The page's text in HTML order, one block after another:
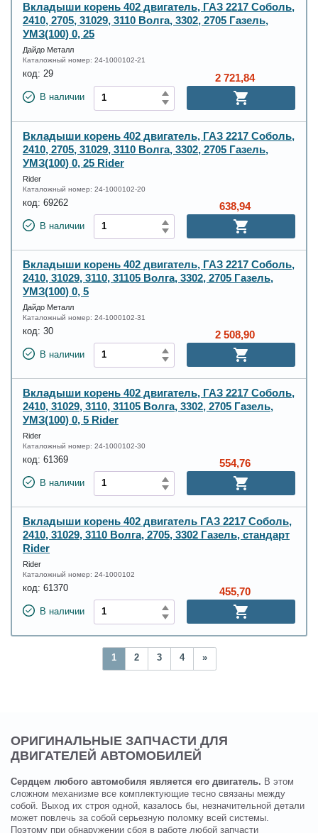
Вкладыши корень 402 двигатель, ГАЗ 2217 Соболь,
2410, 2705, 31029, 3110 Волга, 3302, 2705 Газель,
УМЗ(100) 0, 25
Дайдо Металл
Каталожный номер: 24-1000102-21
код: 29
В наличии
2 721,84
Вкладыши корень 402 двигатель, ГАЗ 2217 Соболь,
2410, 2705, 31029, 3110 Волга, 3302, 2705 Газель,
УМЗ(100) 0, 25 Rider
Rider
Каталожный номер: 24-1000102-20
код: 69262
В наличии
638,94
Вкладыши корень 402 двигатель, ГАЗ 2217 Соболь,
2410, 31029, 3110, 31105 Волга, 3302, 2705 Газель,
УМЗ(100) 0, 5
Дайдо Металл
Каталожный номер: 24-1000102-31
код: 30
В наличии
2 508,90
Вкладыши корень 402 двигатель, ГАЗ 2217 Соболь,
2410, 31029, 3110, 31105 Волга, 3302, 2705 Газель,
УМЗ(100) 0, 5 Rider
Rider
Каталожный номер: 24-1000102-30
код: 61369
В наличии
554,76
Вкладыши корень 402 двигатель ГАЗ 2217 Соболь,
2410, 31029, 3110 Волга, 2705, 3302 Газель, стандарт
Rider
Rider
Каталожный номер: 24-1000102
код: 61370
В наличии
455,70
1 2 3 4 »
ОРИГИНАЛЬНЫЕ ЗАПЧАСТИ ДЛЯ
ДВИГАТЕЛЕЙ АВТОМОБИЛЕЙ
Сердцем любого автомобиля является его двигатель. В этом
сложном механизме все комплектующие тесно связаны между
собой. Выход их строя одной, казалось бы, незначительной детали
может повлечь за собой серьезную поломку всей системы.
Поэтому при обнаружении сбоя в работе любой запчасти